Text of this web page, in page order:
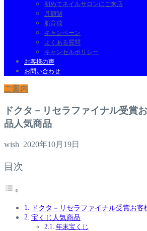
初めてネイルサロンにご来店
月額制
肌育成
キャンペーン
よくある質問
キャンセルポリシー
お客様の声
お問い合わせ
ご案内
ドクタ－リセラファイナル受賞
品人気商品
wish 2020年10月19日
目次
ドクタ－リセラファイナル受賞お客
宝くじ人気商品
年末宝くじ